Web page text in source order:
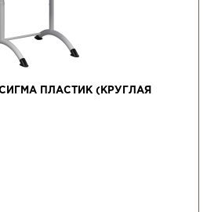
ПЛАСТИК (КРУГЛАЯ